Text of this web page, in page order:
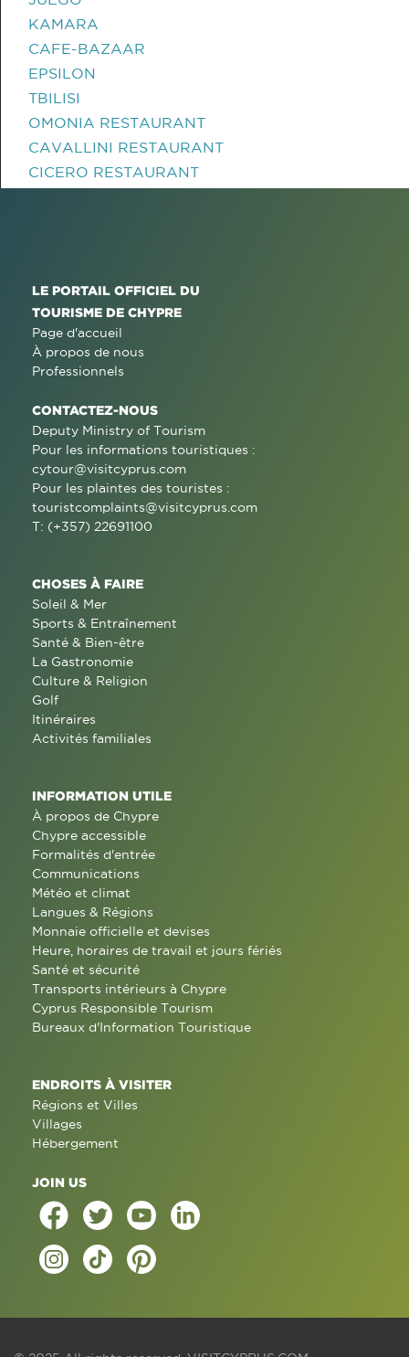
KAMARA
CAFE-BAZAAR
EPSILON
TBILISI
OMONIA RESTAURANT
CAVALLINI RESTAURANT
CICERO RESTAURANT
LE PORTAIL OFFICIEL DU
TOURISME DE CHYPRE
Page d'accueil
À propos de nous
Professionnels
CONTACTEZ-NOUS
Deputy Ministry of Tourism
Pour les informations touristiques :
cytour@visitcyprus.com
Pour les plaintes des touristes :
touristcomplaints@visitcyprus.com
T: (+357) 22691100
CHOSES À FAIRE
Soleil & Mer
Sports & Entraînement
Santé & Bien-être
La Gastronomie
Culture & Religion
Golf
Itinéraires
Activités familiales
INFORMATION UTILE
À propos de Chypre
Chypre accessible
Formalités d'entrée
Communications
Météo et climat
Langues & Régions
Monnaie officielle et devises
Heure, horaires de travail et jours fériés
Santé et sécurité
Transports intérieurs à Chypre
Cyprus Responsible Tourism
Bureaux d'Information Touristique
ENDROITS À VISITER
Régions et Villes
Villages
Hébergement
JOIN US